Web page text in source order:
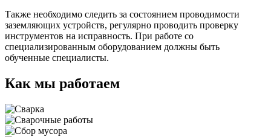
Также необходимо следить за состоянием проводимости
заземляющих устройств, регулярно проводить проверку
инструментов на исправность. При работе со
специализированным оборудованием должны быть
обученные специалисты.
Как мы работаем